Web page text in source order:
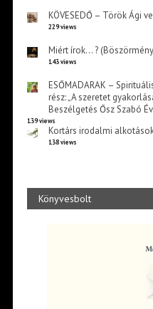
KÖVESEDŐ – Török Ági
229 views
Miért írok… ?
143 views
ESŐMADARAK –
rész: „A szeretet
Beszélgetés Ősz Szabó
139 views
Kortárs irodalmi
138 views
Könyvesbolt